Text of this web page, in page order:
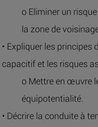
o Eliminer un
la zone de
• Expliquer les principes
capacitif et les risques
o Mettre en œuvre
équipotentialité.
• Décrire la conduite à